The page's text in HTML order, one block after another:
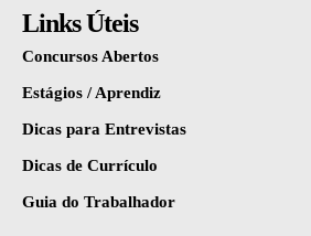
Links Úteis
Concursos Abertos
Estágios / Aprendiz
Dicas para Entrevistas
Dicas de Currículo
Guia do Trabalhador